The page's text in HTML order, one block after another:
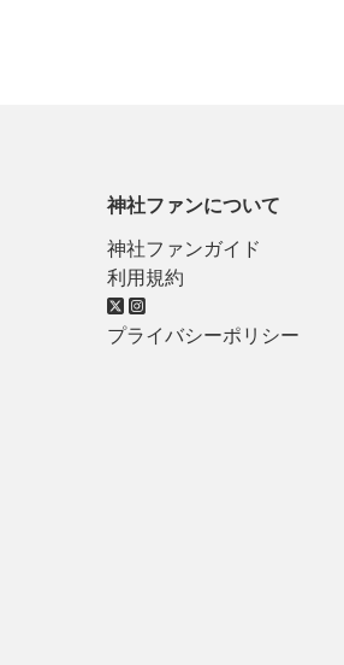
神社ファンについて
神社ファンガイド
利用規約
プライバシーポリシー